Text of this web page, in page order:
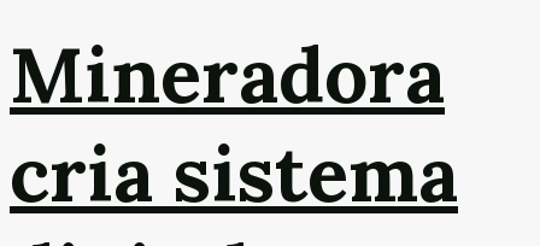
Mineradora
cria sistema